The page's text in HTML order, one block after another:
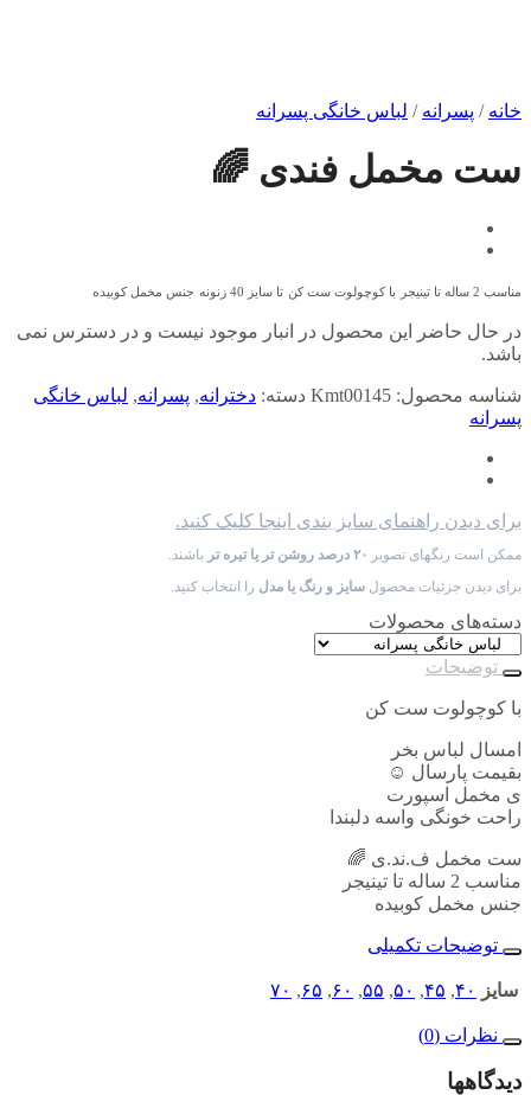
خانه / پسرانه / لباس خانگی پسرانه
ست مخمل فندی 🌈
مناسب 2 ساله تا تینیجر با کوچولوت ست کن تا سایز 40 زنونه جنس مخمل کوبیده
در حال حاضر این محصول در انبار موجود نیست و در دسترس نمی
باشد.
شناسه محصول: Kmt00145 دسته: دخترانه, پسرانه, لباس خانگی
پسرانه
برای دیدن راهنمای سایز بندی اینجا کلیک کنید.
ممکن است رنگهای تصویر ۲۰ درصد روشن تر یا تیره تر
باشند.
برای دیدن جزئیات محصول سایز و رنگ یا مدل را انتخاب کنید.
دسته‌های محصولات
توضیحات
با کوچولوت ست کن
امسال لباس بخر
بقیمت پارسال ☺️
ی مخمل اسپورت
راحت خونگی واسه دلبندا
ست مخمل ف.ند.ی 🌈
مناسب 2 ساله تا تینیجر
جنس مخمل کوبیده
توضیحات تکمیلی
سایز ۴۰, ۴۵, ۵۰, ۵۵, ۶۰, ۶۵, ۷۰
نظرات (0)
دیدگاهها